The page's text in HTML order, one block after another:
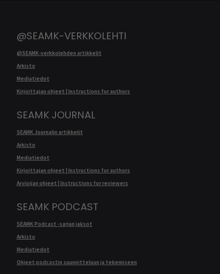
@SEAMK-VERKKOLEHTI
@SEAMK-verkkolehden artikkelit
Arkisto
Mediatiedot
Kirjoittajan ohjeet | Instructions for authors
SEAMK JOURNAL
SEAMK Journalin artikkelit
Arkisto
Mediatiedot
Kirjoittajan ohjeet | Instructions for authors
Arvioijan ohjeet | Instructions for reviewers
SEAMK PODCAST
SEAMK Podcast -sarjan jaksot
Arkisto
Mediatiedot
Ohjeet podcastin suunnitteluun ja tekemiseen